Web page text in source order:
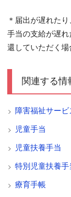
＊届出が遅れた
手当の支給が遅
還していただく場
関連する情
障害福祉サー
児童手当
児童扶養手当
特別児童扶養手
療育手帳